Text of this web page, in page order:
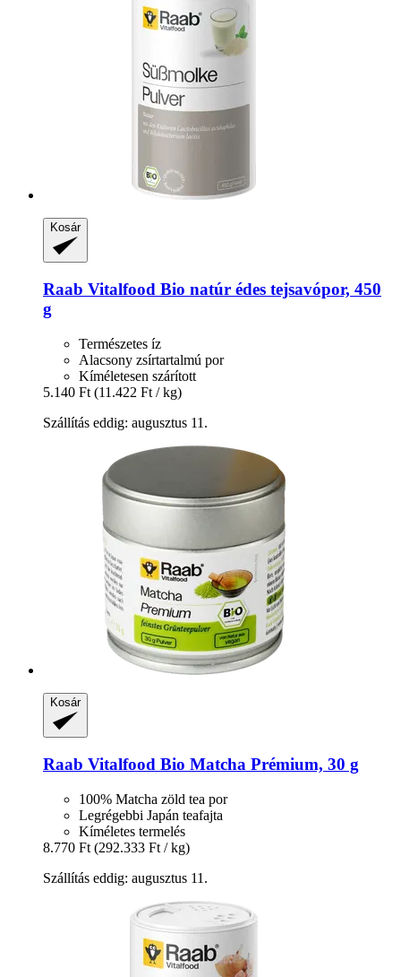
Kosár
Raab Vitalfood Bio natúr édes tejsavópor, 450
g
Természetes íz
Alacsony zsírtartalmú por
Kíméletesen szárított
5.140 Ft (11.422 Ft / kg)
Szállítás eddig: augusztus 11.
Kosár
Raab Vitalfood Bio Matcha Prémium, 30 g
100% Matcha zöld tea por
Legrégebbi Japán teafajta
Kíméletes termelés
8.770 Ft (292.333 Ft / kg)
Szállítás eddig: augusztus 11.